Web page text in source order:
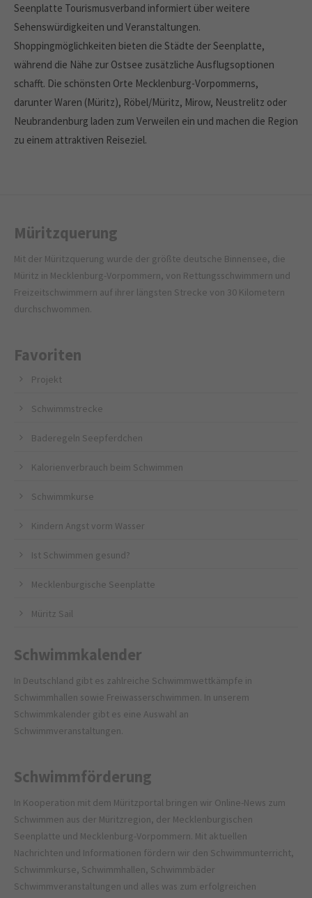
Seenplatte Tourismusverband informiert über weitere
Sehenswürdigkeiten und Veranstaltungen.
Shoppingmöglichkeiten bieten die Städte der Seenplatte,
während die Nähe zur Ostsee zusätzliche Ausflugsoptionen
schafft. Die schönsten Orte Mecklenburg-Vorpommerns,
darunter Waren (Müritz), Röbel/Müritz, Mirow, Neustrelitz oder
Neubrandenburg laden zum Verweilen ein und machen die Region
zu einem attraktiven Reiseziel.
Müritzquerung
Mit der Müritzquerung wurde der größte deutsche Binnensee, die
Müritz in Mecklenburg-Vorpommern, von Rettungsschwimmern und
Freizeitschwimmern auf ihrer längsten Strecke von 30 Kilometern
durchschwommen.
Favoriten
Projekt
Schwimmstrecke
Baderegeln Seepferdchen
Kalorienverbrauch beim Schwimmen
Schwimmkurse
Kindern Angst vorm Wasser
Ist Schwimmen gesund?
Mecklenburgische Seenplatte
Müritz Sail
Schwimmkalender
In Deutschland gibt es zahlreiche Schwimmwettkämpfe in
Schwimmhallen sowie Freiwasserschwimmen. In unserem
Schwimmkalender gibt es eine Auswahl an
Schwimmveranstaltungen.
Schwimmförderung
In Kooperation mit dem Müritzportal bringen wir Online-News zum
Schwimmen aus der Müritzregion, der Mecklenburgischen
Seenplatte und Mecklenburg-Vorpommern. Mit aktuellen
Nachrichten und Informationen fördern wir den Schwimmunterricht,
Schwimmkurse, Schwimmhallen, Schwimmbäder
Schwimmveranstaltungen und alles was zum erfolgreichen